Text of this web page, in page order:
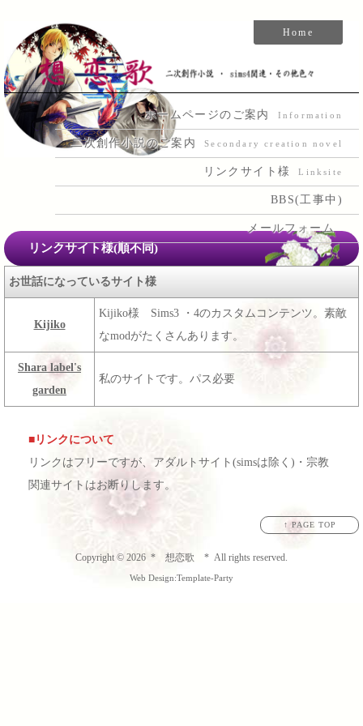
ホームページのご案内 Information
二次創作小説のご案内 Secondary creation novel
リンクサイト様 Linksite
BBS(工事中)
メールフォーム
Home
リンクサイト様(順不同)
お世話になっているサイト様
Kijiko
Kijiko様 Sims3 ・4のカスタムコンテンツ。素敵
なmodがたくさんあります。
Shara label's
garden
私のサイトです。パス必要
■リンクについて
リンクはフリーですが、アダルトサイト(simsは除く)・宗教
関連サイトはお断りします。
↑ PAGE TOP
Copyright © 2026 * 想恋歌 * All rights reserved.
Web Design:Template-Party